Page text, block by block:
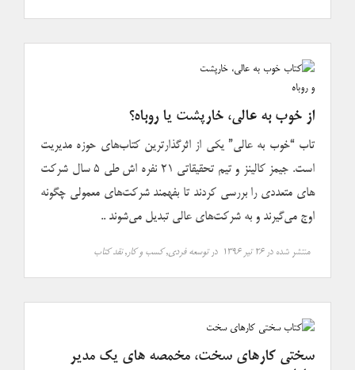
از خوب به عالی، خارپشت یا روباه؟
تاب “خوب به عالی” یکی از اثرگذارترین کتاب‌های حوزه مدیریت
است. جیمز کالینز و تیم تحقیقاتی ۲۱ نفره اش طی ۵ سال شرکت
های متعددی را بررسی کردند تا بفهمند شرکت‌های معمولی چگونه
اوج می‌گیرند و به شرکت‌های عالی تبدیل می‌شوند ..
منتشر شده در۲۶ تیر ۱۳۹۶ درتوسعه فردی,کسب و کار ,نقد کتاب
سختی کارهای سخت، مخمصه های یک مدیر